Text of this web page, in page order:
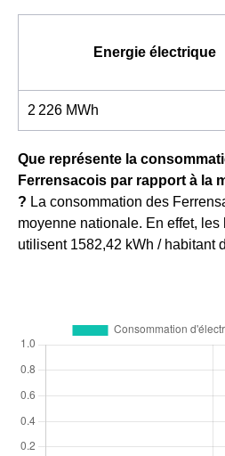
Energie électrique
2 226 MWh
Que représente la
Ferrensacois par rapport à la
? La consommation des
moyenne nationale. En effet,
utilisent 1582,42 kWh / habitant